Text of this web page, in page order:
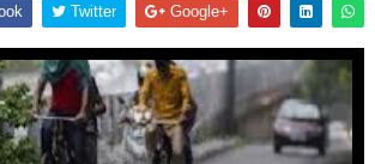
Twitter Google+